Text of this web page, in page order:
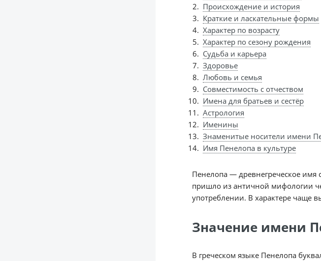
Происхождение и история
Краткие и ласкательные формы
Характер по возрасту
Характер по сезону рождения
Судьба и карьера
Здоровье
Любовь и семья
Совместимость с отчеством
Имена для братьев и сестёр
Астрология
Именины
Знаменитые носители имени
Имя Пенелопа в культуре
Пенелопа — древнегреческое имя
пришло из античной мифологии
употреблении. В характере чаще
Значение имени
В греческом языке Пенелопа